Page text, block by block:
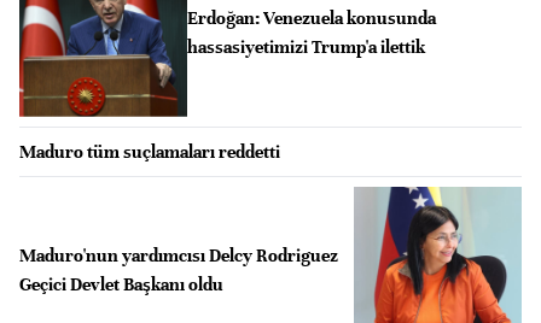
Erdoğan: Venezuela konusunda
hassasiyetimizi Trump'a ilettik
Maduro tüm suçlamaları reddetti
Maduro'nun yardımcısı Delcy Rodriguez
Geçici Devlet Başkanı oldu